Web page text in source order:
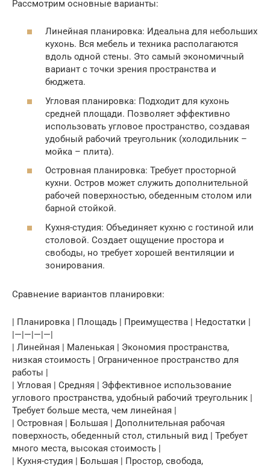
Рассмотрим основные варианты:
Линейная планировка: Идеальна для небольших
кухонь. Вся мебель и техника располагаются
вдоль одной стены. Это самый экономичный
вариант с точки зрения пространства и
бюджета.
Угловая планировка: Подходит для кухонь
средней площади. Позволяет эффективно
использовать угловое пространство, создавая
удобный рабочий треугольник (холодильник –
мойка – плита).
Островная планировка: Требует просторной
кухни. Остров может служить дополнительной
рабочей поверхностью, обеденным столом или
барной стойкой.
Кухня-студия: Объединяет кухню с гостиной или
столовой. Создает ощущение простора и
свободы, но требует хорошей вентиляции и
зонирования.
Сравнение вариантов планировки:
| Планировка | Площадь | Преимущества | Недостатки |
|—|—|—|—|
| Линейная | Маленькая | Экономия пространства,
низкая стоимость | Ограниченное пространство для
работы |
| Угловая | Средняя | Эффективное использование
углового пространства, удобный рабочий треугольник |
Требует больше места, чем линейная |
| Островная | Большая | Дополнительная рабочая
поверхность, обеденный стол, стильный вид | Требует
много места, высокая стоимость |
| Кухня-студия | Большая | Простор, свобода,